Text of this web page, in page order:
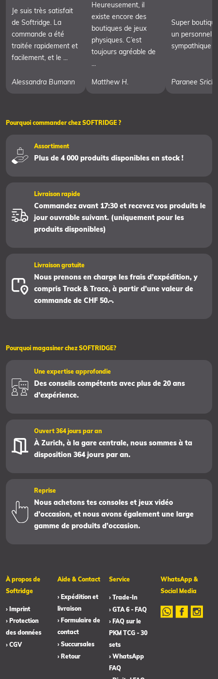
Je suis très satisfait
de Softridge. La
commande a été
traitée rapidement et
facilement, et le ...
Alessandra Bumann
Heureusement, il
existe encore des
boutiques de jeux
physiques. C’est
toujours agréable de
...
Matthew H.
Super
un personnel
sympathique
Paranee
Pourquoi commander chez SOFTRIDGE ?
Assortiment
Plus de 4 000 produits disponibles en stock !
Livraison rapide
Commandez avant 17:30 et recevez vos produits le
jour ouvrable suivant. (uniquement pour les
produits disponibles)
Livraison gratuite
Nous prenons en charge les frais d’expédition, y
compris Track & Trace, à partir d’une valeur de
commande de CHF 50.–.
Pourquoi magasiner chez SOFTRIDGE?
Une expertise approfondie
Des conseils compétents avec plus de 20 ans
d’expérience.
Ouvert 364 jours par an
À Zurich, à la gare centrale, nous sommes à ta
disposition 364 jours par an.
Reprise
Nous achetons tes consoles et jeux vidéo
d’occasion, et nous avons également une large
gamme de produits d’occasion.
À propos de
Softridge
› Imprint
› Protection
des données
› CGV
Aide & Contact
› Expédition et
livraison
› Formulaire de
contact
› Succursales
› Retour
Service
› Trade-In
› GTA 6 - FAQ
› FAQ sur le
PKM TCG - 30
sets
› WhatsApp
FAQ
WhatsApp &
Social Media